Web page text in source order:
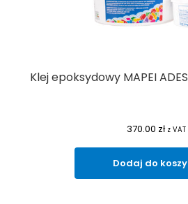
Klej epoksydowy MAPEI
370.00 zł z VAT
Dodaj do